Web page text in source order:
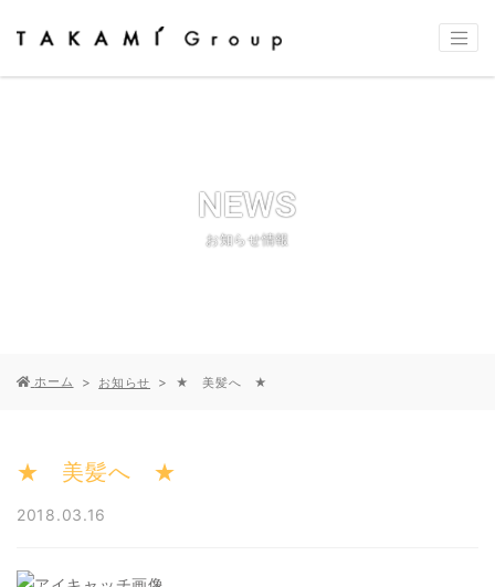
NEWS
お知らせ情報
ホーム お知らせ ★ 美髪へ ★
★ 美髪へ ★
2018.03.16